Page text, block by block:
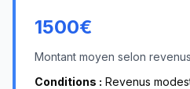
1500€
Montant moyen selon revenus
Conditions : Revenus